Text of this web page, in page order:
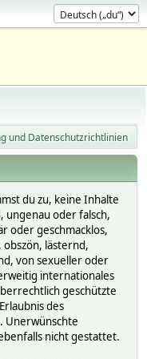
und Datenschutzrichtlinien
du zu, keine Inhalte
ungenau oder falsch,
oder geschmacklos,
lästernd,
von sexueller oder
internationales
geschützte
des
Unerwünschte
nicht gestattet.